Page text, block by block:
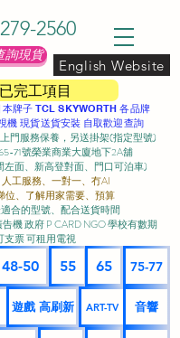
已完工項目
2560
詢現貨
English Website
牌子 TCL SKYWORTH 各品牌
機 現貨送貨安裝 自取歡迎查詢
門服務保養，另送掛架(指定型號)
71號榮業商業大廈地下2A舖
面、新高登對面、門口可泊車)
人工服務、一對一、冇AI
位、了解用家需要、預算
合的型號、配合送貨時間
機 政府 P CARD NGO 學校有數期
支票 可租用電視
48-50 55 65 75-77
遊戲 高刷新 ART-TV 音響